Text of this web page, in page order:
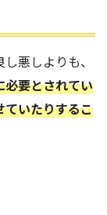
悪しよりも、
必要とされてい
ていたりするこ